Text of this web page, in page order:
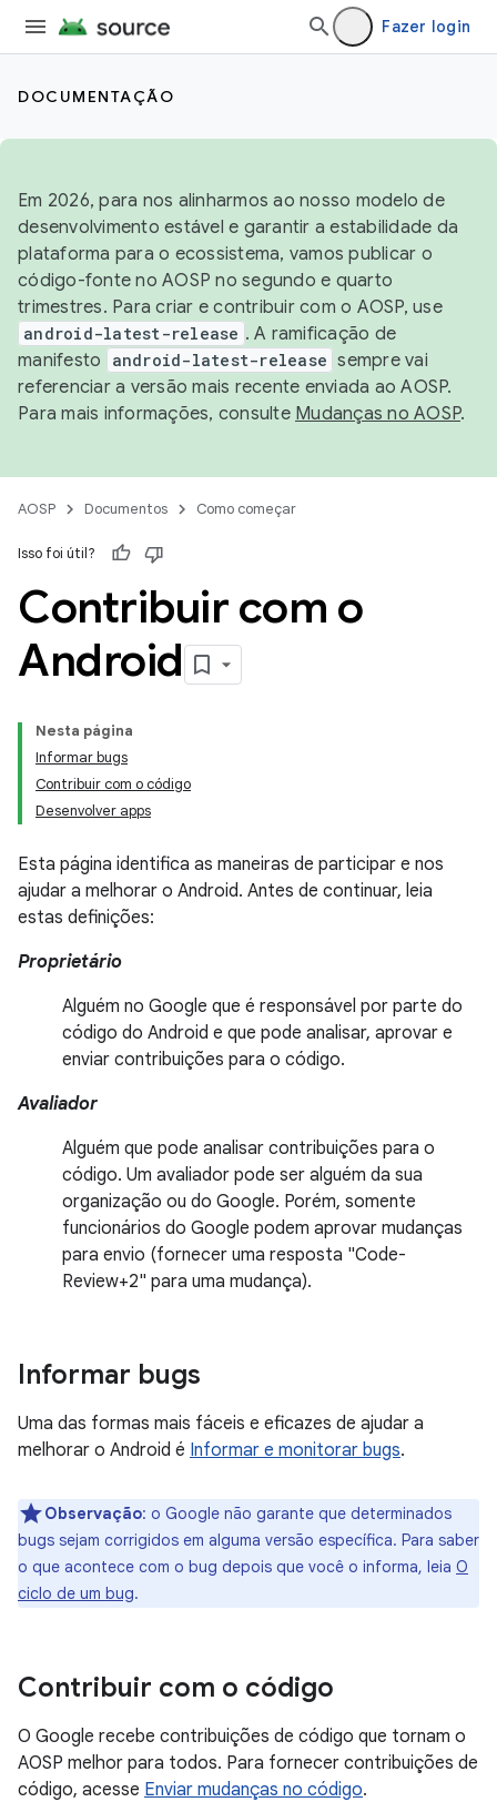
Fazer login
DOCUMENTAÇÃO
Em 2026, para nos alinharmos ao nosso modelo de
desenvolvimento estável e garantir a estabilidade da
plataforma para o ecossistema, vamos publicar o
código-fonte no AOSP no segundo e quarto
trimestres. Para criar e contribuir com o AOSP, use
android-latest-release . A ramificação de
manifesto
android-latest-release sempre vai
referenciar a versão mais recente enviada ao AOSP.
Para mais informações, consulte Mudanças no AOSP.
AOSP Documentos Como começar
Isso foi útil?
Contribuir com o
Android
Nesta página
Informar bugs
Contribuir com o código
Desenvolver apps
Esta página identifica as maneiras de participar e nos
ajudar a melhorar o Android. Antes de continuar, leia
estas definições:
Proprietário
Alguém no Google que é responsável por parte do
código do Android e que pode analisar, aprovar e
enviar contribuições para o código.
Avaliador
Alguém que pode analisar contribuições para o
código. Um avaliador pode ser alguém da sua
organização ou do Google. Porém, somente
funcionários do Google podem aprovar mudanças
para envio (fornecer uma resposta "Code-
Review+2" para uma mudança).
Informar bugs
Uma das formas mais fáceis e eficazes de ajudar a
melhorar o Android é Informar e monitorar bugs.
Observação: o Google não garante que determinados
bugs sejam corrigidos em alguma versão específica. Para saber
o que acontece com o bug depois que você o informa, leia O
ciclo de um bug.
Contribuir com o código
O Google recebe contribuições de código que tornam o
AOSP melhor para todos. Para fornecer contribuições de
código, acesse Enviar mudanças no código.